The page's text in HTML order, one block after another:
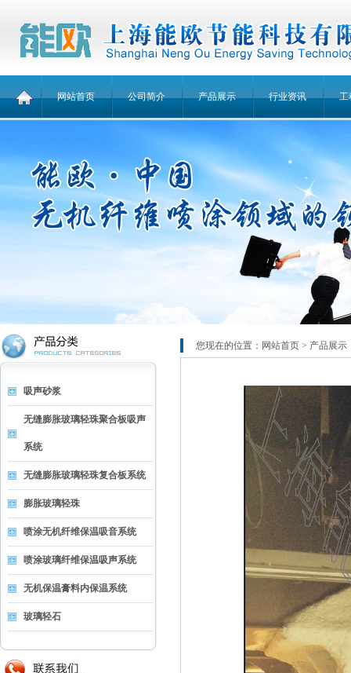
网站首页 公司简介 产品展示 行业资讯 工
吸声砂浆
无缝膨胀玻璃轻珠聚合板吸声
系统
无缝膨胀玻璃轻珠复合板系统
膨胀玻璃轻珠
喷涂无机纤维保温吸音系统
喷涂玻璃纤维保温吸声系统
无机保温膏料内保温系统
玻璃轻石
您现在的位置： 网站首页 > 产品展示